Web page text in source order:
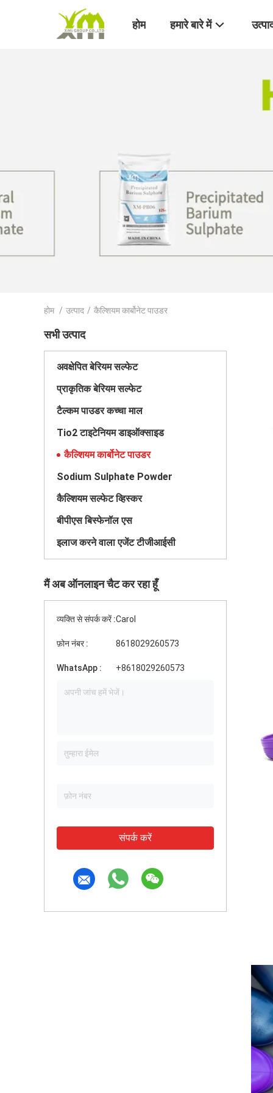
होम हमारे बारे में
होम / उत्पाद / कैल्शियम कार्बोनेट पाउडर
सभी उत्पाद
अवक्षेपित बेरियम सल्फेट
प्राकृतिक बेरियम सल्फेट
टैल्कम पाउडर कच्चा माल
Tio2 टाइटेनियम डाइऑक्साइड
कैल्शियम कार्बोनेट पाउडर
Sodium Sulphate Powder
कैल्शियम सल्फेट व्हिस्कर
बीपीएस बिस्फेनॉल एस
इलाज करने वाला एजेंट टीजीआईसी
मैं अब ऑनलाइन चैट कर रहा हूँ
व्यक्ति से संपर्क करें :Carol
फ़ोन नंबर : 8618029260573
WhatsApp : +8618029260573
संपर्क करें